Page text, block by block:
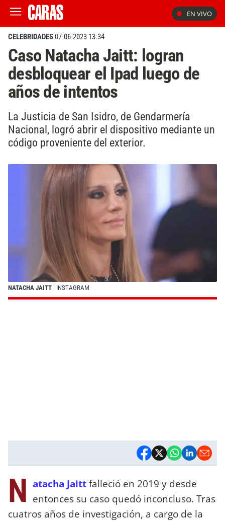
EN VIVO
CELEBRIDADES07-06-2023 13:34
Caso Natacha Jaitt: logran
desbloquear el Ipad luego de
años de intentos
La Justicia de San Isidro, de Gendarmería
Nacional, logró abrir el dispositivo mediante un
código proveniente del exterior.
NATACHA JAITT | INSTAGRAM
N atacha Jaittfalleció en 2019 y desde
entonces su caso quedó inconcluso. Tras
cuatros años de investigación, a cargo de la